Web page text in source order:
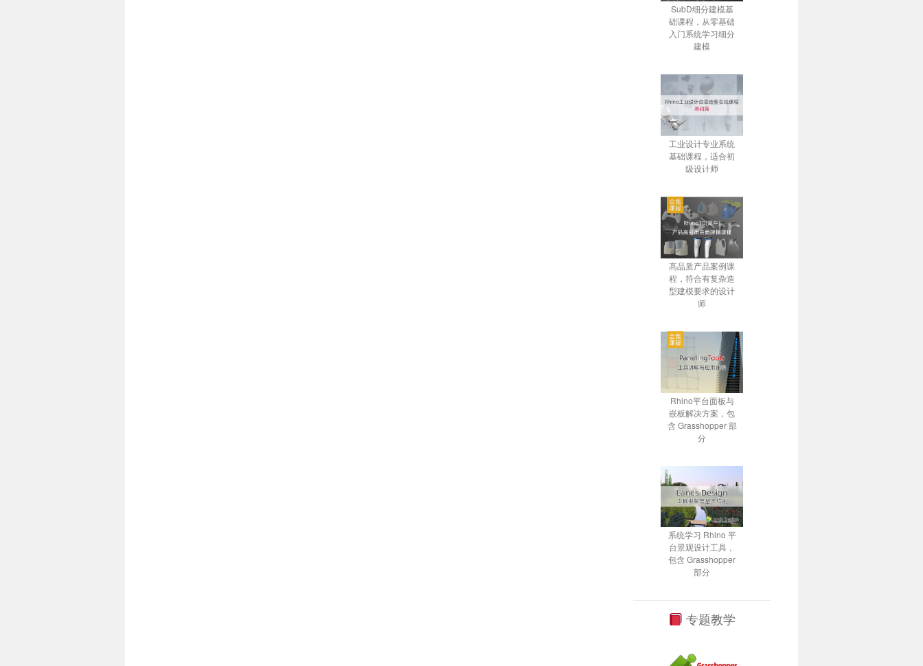
SubD细分建模基
础课程，从零基础
入门系统学习细分
建模
工业设计专业系统
基础课程，适合初
级设计师
高品质产品案例课
程，符合有复杂造
型建模要求的设计
师
Rhino平台面板与
嵌板解决方案，包
含 Grasshopper 部
分
系统学习 Rhino 平
台景观设计工具，
包含 Grasshopper
部分
专题教学